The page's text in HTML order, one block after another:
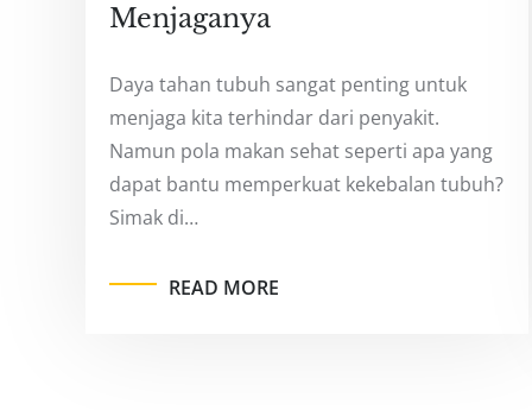
Menjaganya
Daya tahan tubuh sangat penting untuk
menjaga kita terhindar dari penyakit.
Namun pola makan sehat seperti apa yang
dapat bantu memperkuat kekebalan tubuh?
Simak di…
READ MORE